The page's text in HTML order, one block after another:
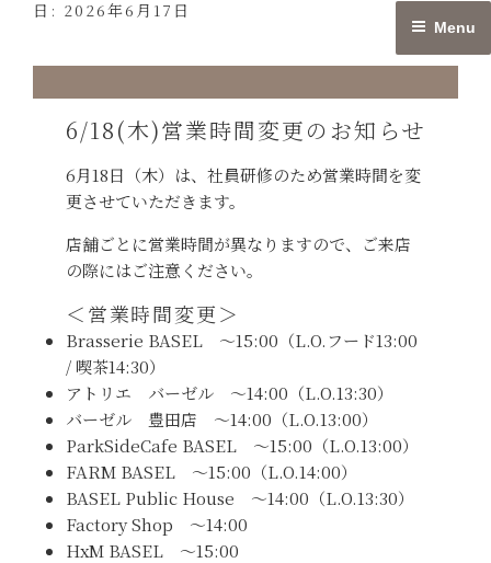
content
Menu
日: 2026年6月17日
6/18(木)営業時間変更のお知らせ
6月18日（木）は、社員研修のため営業時間を変
更させていただきます。
店舗ごとに営業時間が異なりますので、ご来店
の際にはご注意ください。
＜営業時間変更＞
Brasserie BASEL 〜15:00（L.O.フード13:00
/ 喫茶14:30）
アトリエ バーゼル 〜14:00（L.O.13:30）
バーゼル 豊田店 〜14:00（L.O.13:00）
ParkSideCafe BASEL 〜15:00（L.O.13:00）
FARM BASEL 〜15:00（L.O.14:00）
BASEL Public House 〜14:00（L.O.13:30）
Factory Shop 〜14:00
HxM BASEL 〜15:00